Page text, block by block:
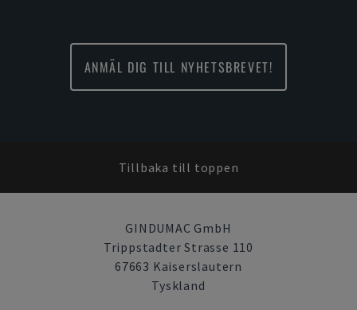
ANMÄL DIG TILL NYHETSBREVET!
Tillbaka till toppen
GINDUMAC GmbH
Trippstadter Strasse 110
67663 Kaiserslautern
Tyskland